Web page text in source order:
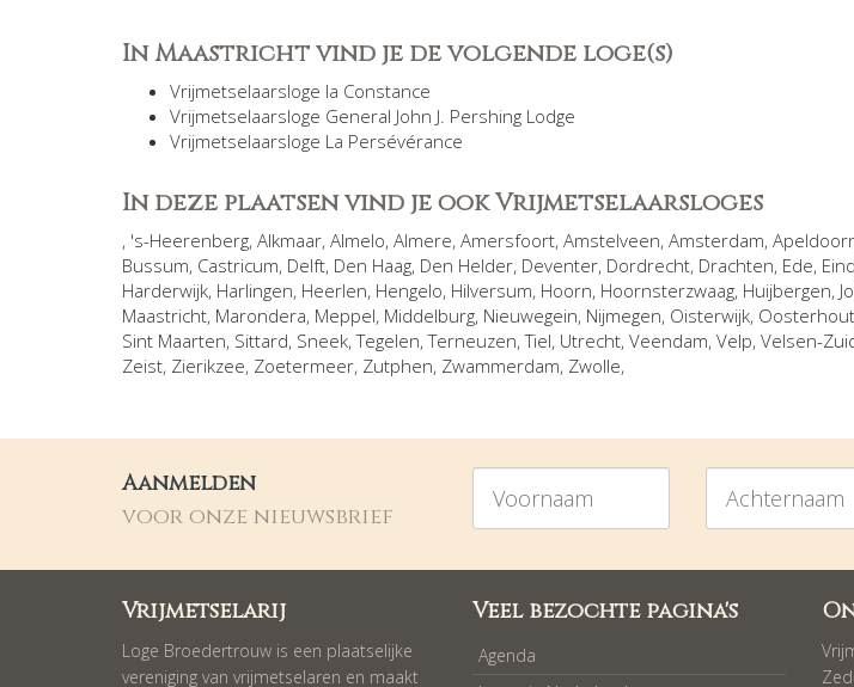
In Maastricht vind je de volgende loge(s)
Vrijmetselaarsloge la Constance
Vrijmetselaarsloge General John J. Pershing Lodge
Vrijmetselaarsloge La Persévérance
In deze plaatsen vind je ook Vrijmetselaarsloges
, 's-Heerenberg, Alkmaar, Almelo, Almere, Amersfoort, Amstelveen, Amsterdam,
Bussum, Castricum, Delft, Den Haag, Den Helder, Deventer, Dordrecht, Drachten, Ede,
Harderwijk, Harlingen, Heerlen, Hengelo, Hilversum, Hoorn, Hoornsterzwaag, Huijbergen,
Maastricht, Marondera, Meppel, Middelburg, Nieuwegein, Nijmegen, Oisterwijk, Oosterhout
Sint Maarten, Sittard, Sneek,Tegelen,Terneuzen,Tiel, Utrecht, Veendam, Velp, Velsen-
Zeist, Zierikzee, Zoetermeer, Zutphen, Zwammerdam, Zwolle,
Aanmelden
voor onze nieuwsbrief
Voornaam Achternaam
Vrijmetselarij
Loge Broedertrouw is een plaatselijke
vereniging van vrijmetselaren en maakt
Veel bezochte pagina's
Agenda